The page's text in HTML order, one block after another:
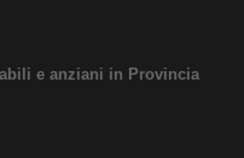
- Obesi
e anziani in Provincia